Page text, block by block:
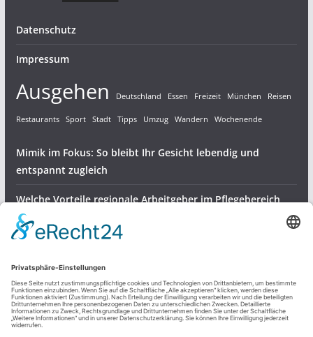
Datenschutz
Impressum
Ausgehen Deutschland Essen Freizeit München Reisen
Restaurants Sport Stadt Tipps Umzug Wandern Wochenende
Mimik im Fokus: So bleibt Ihr Gesicht lebendig und
entspannt zugleich
Welche Vorteile regionale Arbeitgeber im Pflegebereich
bieten
Meisenknödel
Dienstleistungen & Produkte
Freizeit und mehr